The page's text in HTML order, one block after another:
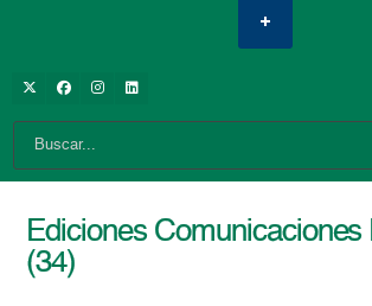
Ediciones Comunicaciones
(34)